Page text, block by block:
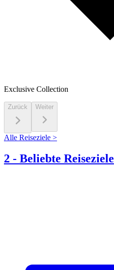
Exclusive Collection
Zurück Weiter
Alle Reiseziele >
2 - Beliebte Reiseziele